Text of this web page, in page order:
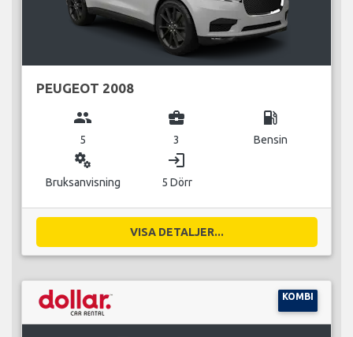
PEUGEOT 2008
group
5
business_center
3
local_gas_station
Bensin
miscellaneous_services
Bruksanvisning
login
5 Dörr
VISA DETALJER...
KOMBI